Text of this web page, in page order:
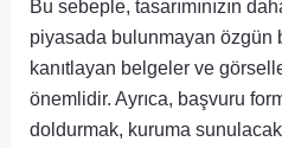
Bu sebeple, tasarımınızın
piyasada bulunmayan özgün
kanıtlayan belgeler ve
önemlidir. Ayrıca, başvuru
doldurmak, kuruma